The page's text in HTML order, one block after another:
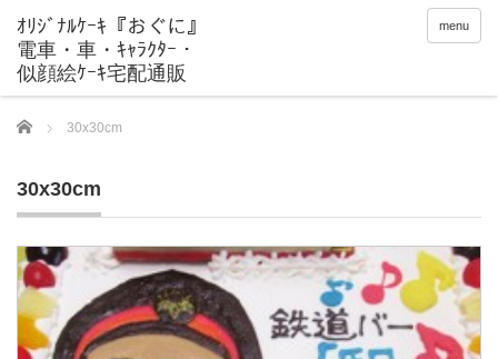
menu
Home 30x30cm
30x30cm